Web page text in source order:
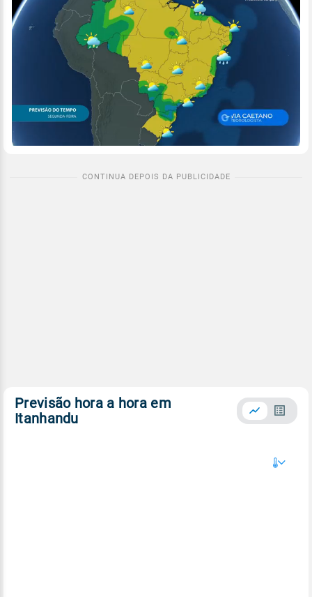
Previsão hora a hora em
Itanhandu